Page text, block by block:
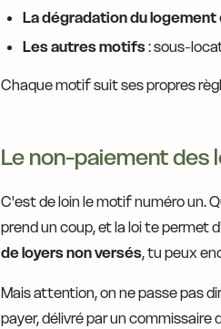
La dégradation du logement
Les autres motifs: sous-
Chaque motif suit ses propres
Le non-paiement des
C'est de loin le motif numéro un.
prend un coup, et la loi te permet
de loyers non versés, tu peux
Mais attention, on ne passe pas
payer, délivré par un